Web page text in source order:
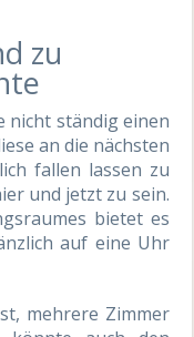
zu
nicht ständig einen
an die nächsten
fallen lassen zu
und jetzt zu sein.
bietet es
auf eine Uhr
mehrere Zimmer